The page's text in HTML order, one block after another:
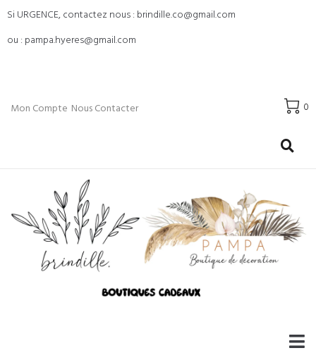
Si URGENCE, contactez nous : brindille.co@gmail.com
ou : pampa.hyeres@gmail.com
Mon Compte Nous Contacter 0